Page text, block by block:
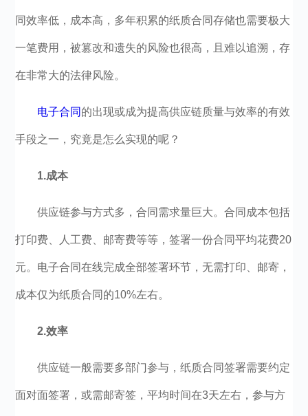
同效率低，成本高，多年积累的纸质合同存储也需要极大
一笔费用，被篡改和遗失的风险也很高，且难以追溯，存
在非常大的法律风险。
电子合同 的出现或成为提高供应链质量与效率的有效
手段之一，究竟是怎么实现的呢？
1.成本
供应链参与方式多，合同需求量巨大。合同成本包括
打印费、人工费、邮寄费等等，签署一份合同平均花费20
元。电子合同在线完成全部签署环节，无需打印、邮寄，
成本仅为纸质合同的10%左右。
2.效率
供应链一般需要多部门参与，纸质合同签署需要约定
面对面签署，或需邮寄签，平均时间在3天左右，参与方